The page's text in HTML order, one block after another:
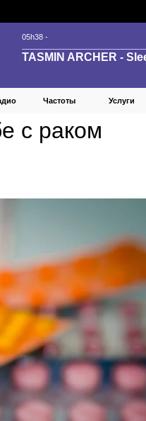
с раком
Частоты Услуги